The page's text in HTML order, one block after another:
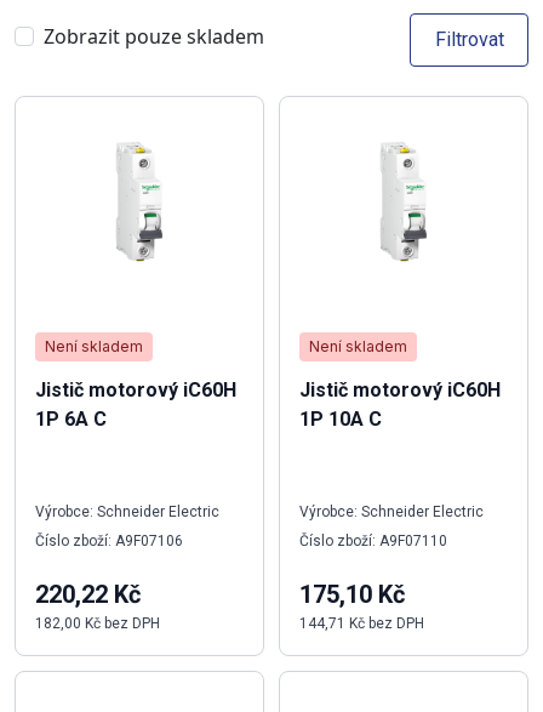
Zobrazit pouze skladem Filtrovat
Není skladem
Jistič motorový iC60H
1P 6A C
Výrobce: Schneider Electric
Číslo zboží: A9F07106
220,22 Kč
182,00 Kč bez DPH
Není skladem
Jistič motorový iC60H
1P 10A C
Výrobce: Schneider Electric
Číslo zboží: A9F07110
175,10 Kč
144,71 Kč bez DPH